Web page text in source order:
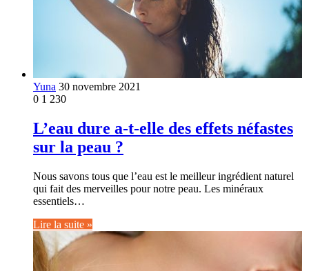
Yuna 30 novembre 2021
0 1 230
L’eau dure a-t-elle des effets néfastes
sur la peau ?
Nous savons tous que l’eau est le meilleur ingrédient naturel
qui fait des merveilles pour notre peau. Les minéraux
essentiels…
Lire la suite »